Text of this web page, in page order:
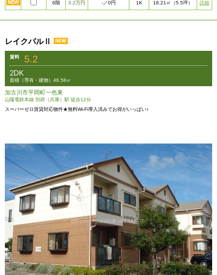
6階 3.2万円 -／0円 1K 18.21㎡ （5.5坪） 詳細
レイクパルⅡ
賃料 5.2
2DK
面積（専有・建物）46.58㎡
加古川市平岡町一色東
山陽電鉄本線 別府（兵庫）駅 徒歩12分
スーパーゼロ賃貸対応物件★無料Wi-Fi導入済みでお得がいっぱい♪